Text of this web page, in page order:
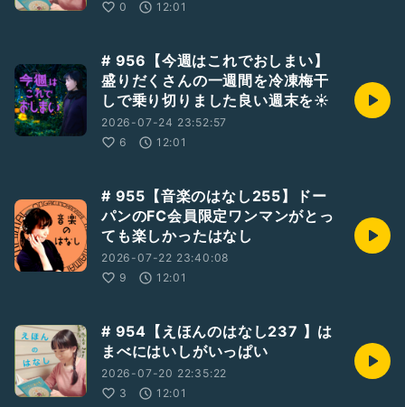
0 12:01
# 956【今週はこれでおしまい】
盛りだくさんの一週間を冷凍梅干
しで乗り切りました良い週末を☀️
2026-07-24 23:52:57
6
12:01
# 955【音楽のはなし255】ドー
パンのFC会員限定ワンマンがとっ
ても楽しかったはなし
2026-07-22 23:40:08
9
12:01
# 954【えほんのはなし237 】は
まべにはいしがいっぱい
2026-07-20 22:35:22
3
12:01